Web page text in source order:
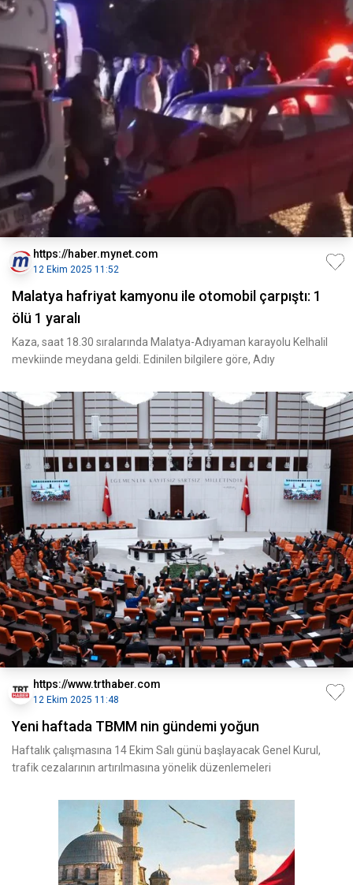
https://haber.mynet.com
12 Ekim 2025 11:52
Malatya hafriyat kamyonu ile otomobil çarpıştı: 1
ölü 1 yaralı
Kaza, saat 18.30 sıralarında Malatya-Adıyaman karayolu Kelhalil
mevkiinde meydana geldi. Edinilen bilgilere göre, Adıy
https://www.trthaber.com
12 Ekim 2025 11:48
Yeni haftada TBMM nin gündemi yoğun
Haftalık çalışmasına 14 Ekim Salı günü başlayacak Genel Kurul,
trafik cezalarının artırılmasına yönelik düzenlemeleri